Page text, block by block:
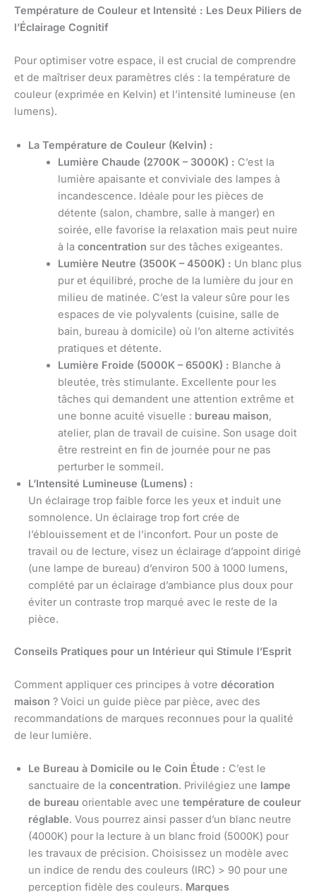
Température de Couleur et Intensité : Les Deux Piliers de
l’Éclairage Cognitif
Pour optimiser votre espace, il est crucial de comprendre
et de maîtriser deux paramètres clés : la température de
couleur (exprimée en Kelvin) et l’intensité lumineuse (en
lumens).
La Température de Couleur (Kelvin) :
Lumière Chaude (2700K – 3000K) : C’est la
lumière apaisante et conviviale des lampes à
incandescence. Idéale pour les pièces de
détente (salon, chambre, salle à manger) en
soirée, elle favorise la relaxation mais peut nuire
à la concentration sur des tâches exigeantes.
Lumière Neutre (3500K – 4500K) : Un blanc plus
pur et équilibré, proche de la lumière du jour en
milieu de matinée. C’est la valeur sûre pour les
espaces de vie polyvalents (cuisine, salle de
bain, bureau à domicile) où l’on alterne activités
pratiques et détente.
Lumière Froide (5000K – 6500K) : Blanche à
bleutée, très stimulante. Excellente pour les
tâches qui demandent une attention extrême et
une bonne acuité visuelle : bureau maison,
atelier, plan de travail de cuisine. Son usage doit
être restreint en fin de journée pour ne pas
perturber le sommeil.
L’Intensité Lumineuse (Lumens) :
Un éclairage trop faible force les yeux et induit une
somnolence. Un éclairage trop fort crée de
l’éblouissement et de l’inconfort. Pour un poste de
travail ou de lecture, visez un éclairage d’appoint dirigé
(une lampe de bureau) d’environ 500 à 1000 lumens,
complété par un éclairage d’ambiance plus doux pour
éviter un contraste trop marqué avec le reste de la
pièce.
Conseils Pratiques pour un Intérieur qui Stimule l’Esprit
Comment appliquer ces principes à votre décoration
maison ? Voici un guide pièce par pièce, avec des
recommandations de marques reconnues pour la qualité
de leur lumière.
Le Bureau à Domicile ou le Coin Étude : C’est le
sanctuaire de la concentration. Privilégiez une lampe
de bureau orientable avec une température de couleur
réglable. Vous pourrez ainsi passer d’un blanc neutre
(4000K) pour la lecture à un blanc froid (5000K) pour
les travaux de précision. Choisissez un modèle avec
un indice de rendu des couleurs (IRC) > 90 pour une
perception fidèle des couleurs. Marques